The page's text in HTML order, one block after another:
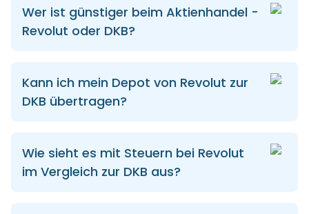
Wer ist günstiger beim Aktienhandel -
Revolut oder DKB?
Kann ich mein Depot von Revolut zur
DKB übertragen?
Wie sieht es mit Steuern bei Revolut
im Vergleich zur DKB aus?